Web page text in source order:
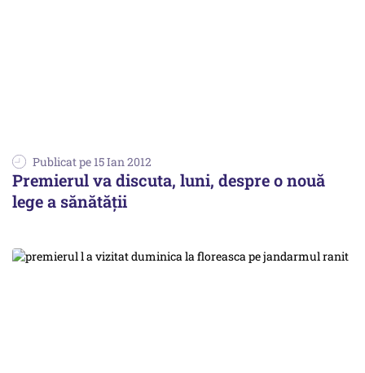
Publicat pe 15 Ian 2012
Premierul va discuta, luni, despre o nouă
lege a sănătății